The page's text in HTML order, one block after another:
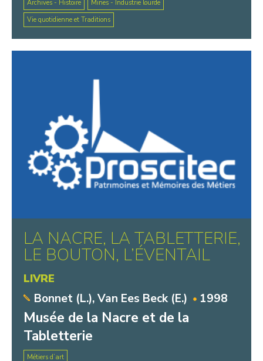
Archives - Histoire
Mines - Industrie lourde
Vie quotidienne et Traditions
LA NACRE, LA TABLETTERIE,
LE BOUTON, L’ÉVENTAIL
LIVRE
Bonnet (L.), Van Ees Beck (E.) 1998
Musée de la Nacre et de la
Tabletterie
Métiers d’art